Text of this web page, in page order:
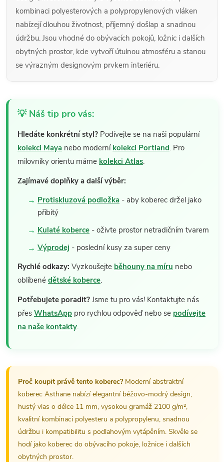
kombinaci polyesterových a polypropylenových vláken
nabízejí dlouhou životnost, příjemný došlap a snadnou
údržbu. Jsou vhodné do obývacích pokojů, ložnic i dalších
obytných prostor, kde vytvoří útulnou atmosféru a stanou
se výrazným designovým prvkem interiéru.
💡 Náš tip pro vás:
Hledáte konkrétní styl? Podívejte se na naši populární
kolekci Maya nebo moderní kolekci Portland. Pro
milovníky orientu máme kolekci Atlas.
Zajímavé doplňky a další výběr:
Protiskluzová podložka - aby koberec držel jako
přibitý
Kulaté koberce - oživte prostor netradičním tvarem
Výprodej - poslední kusy za super ceny
Rychlé odkazy: Vyzkoušejte běhouny na míru nebo
oblíbené dětské koberce.
Potřebujete poradit? Jsme tu pro vás! Kontaktujte nás
přes WhatsApp pro rychlou odpověď nebo se podívejte
na naše kontakty.
Proč koupit právě tento koberec?Moderní abstraktní
koberec Asthane nabízí elegantní béžovo-modrý design,
hustý vlas o délce 11 mm, vysokou gramáž 2100 g/m²,
kvalitní kombinaci polyesteru a polypropylenu, snadnou
údržbu i kompatibilitu s podlahovým vytápěním. Skvěle se
hodí jako koberec do obývacího pokoje, ložnice i dalších
obytných prostor.